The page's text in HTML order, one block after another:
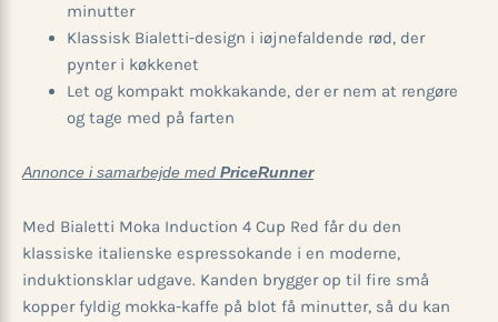
minutter
Klassisk Bialetti-design i iøjnefaldende rød, der
pynter i køkkenet
Let og kompakt mokkakande, der er nem at rengøre
og tage med på farten
Annonce i samarbejde med PriceRunner
Med Bialetti Moka Induction 4 Cup Red får du den
klassiske italienske espressokande i en moderne,
induktionsklar udgave. Kanden brygger op til fire små
kopper fyldig mokka-kaffe på blot få minutter, så du kan